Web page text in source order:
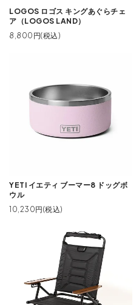
LOGOS ロゴス キングあぐらチェ
ア（LOGOS LAND）
8,800円(税込)
YETI イエティ ブーマー8 ドッグボ
ウル
10,230円(税込)